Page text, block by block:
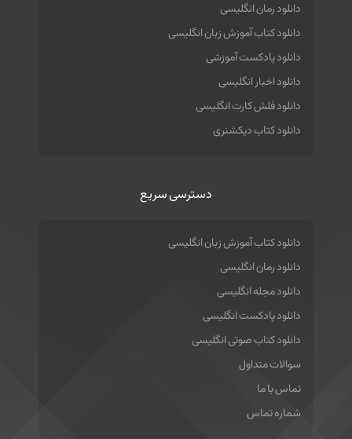
دانلود رمان انگلیسی
دانلود کتاب آموزش زبان انگلیسی
دانلود پادکست آموزشی
دانلود اخبار انگلیسی
دانلود فلش کارت انگلیسی
دانلود کتاب دیکشنری
دسترسی سریع
دانلود کتاب آموزش زبان انگلیسی
دانلود رمان انگلیسی
دانلود مجله انگلیسی
دانلود پادکست انگلیسی
دانلود کتاب صوتی انگلیسی
سوالات متداول
تماس با ما
شماره تماس